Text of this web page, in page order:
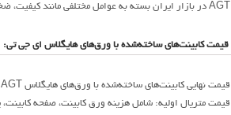
AGT در بازار ایران بسته به عوامل مختلفی مانند کیفیت، ضخامت و مقدار سفارش متغیر است. به‌طور تقریبی، قیمت این ورق‌ها بین ۴۳۰۰۰۰۰ تا ۵۳۰۰۰۰۰ تومان برای هر ورق متغیر است.
قیمت کابینت‌های ساخته‌شده با ورق‌های هایگلاس ای جی تی:
قیمت نهایی کابینت‌های ساخته‌شده با ورق‌های هایگلاس AGT تحت تأثیر دو عامل اصلی قرار دارد:
قیمت متریال اولیه: شامل هزینه ورق کابینت، صفحه